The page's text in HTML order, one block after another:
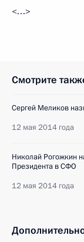
<…>
Смотрите
Сергей Меликов
12 мая 2014 года
Николай Рогожкин
Президента в СФО
12 мая 2014 года